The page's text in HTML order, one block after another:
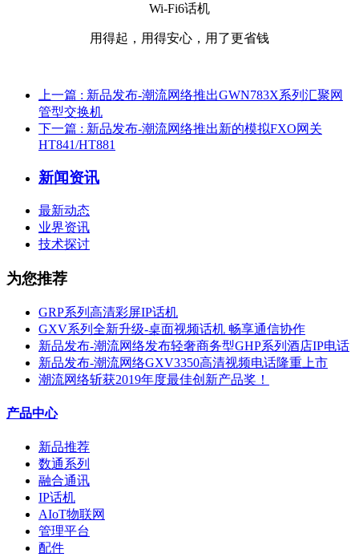
Wi-Fi6话机
用得起，用得安心，用了更省钱
上一篇 : 新品发布-潮流网络推出GWN783X系列汇聚网
管型交换机
下一篇 : 新品发布-潮流网络推出新的模拟FXO网关
HT841/HT881
新闻资讯
最新动态
业界资讯
技术探讨
为您推荐
GRP系列高清彩屏IP话机
GXV系列全新升级-桌面视频话机 畅享通信协作
新品发布-潮流网络发布轻奢商务型GHP系列酒店IP电话
新品发布-潮流网络GXV3350高清视频电话隆重上市
潮流网络斩获2019年度最佳创新产品奖！
产品中心
新品推荐
数通系列
融合通讯
IP话机
AIoT物联网
管理平台
配件